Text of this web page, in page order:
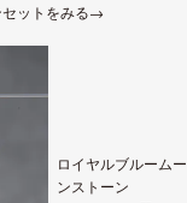
セットをみる→
ロイヤルブルームー
ンストーン